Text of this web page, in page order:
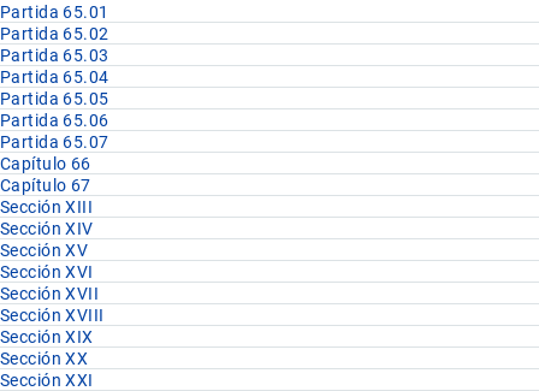
Partida 65.01
Partida 65.02
Partida 65.03
Partida 65.04
Partida 65.05
Partida 65.06
Partida 65.07
Capítulo 66
Capítulo 67
Sección XIII
Sección XIV
Sección XV
Sección XVI
Sección XVII
Sección XVIII
Sección XIX
Sección XX
Sección XXI